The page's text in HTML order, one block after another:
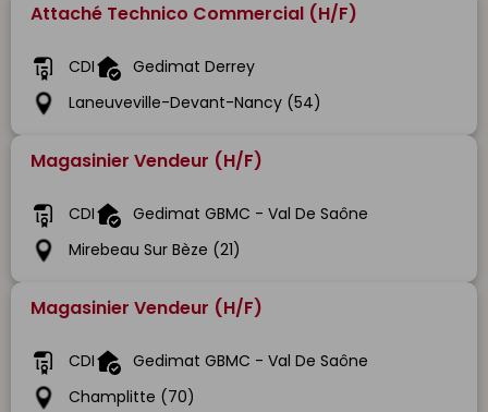
Attaché Technico Commercial (H/F)
CDI
Gedimat Derrey
Laneuveville-Devant-Nancy (54)
Magasinier Vendeur (H/F)
CDI
Gedimat GBMC - Val De Saône
Mirebeau Sur Bèze (21)
Magasinier Vendeur (H/F)
CDI
Gedimat GBMC - Val De Saône
Champlitte (70)